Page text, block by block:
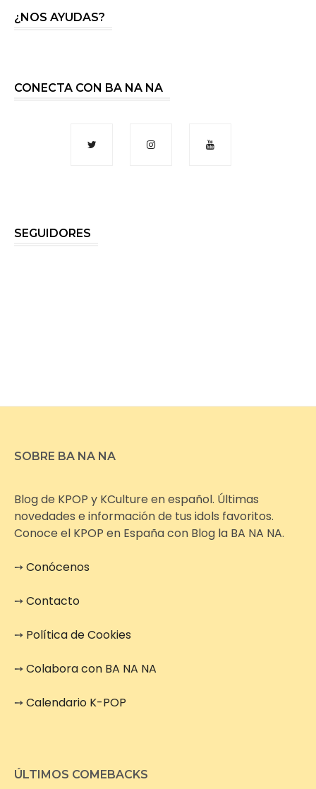
¿NOS AYUDAS?
CONECTA CON BA NA NA
SEGUIDORES
SOBRE BA NA NA
Blog de KPOP y KCulture en español. Últimas
novedades e información de tus idols favoritos.
Conoce el KPOP en España con Blog la BA NA NA.
➙Conócenos
➙Contacto
➙ Política de Cookies
➙Colabora con BA NA NA
➙Calendario K-POP
ÚLTIMOS COMEBACKS